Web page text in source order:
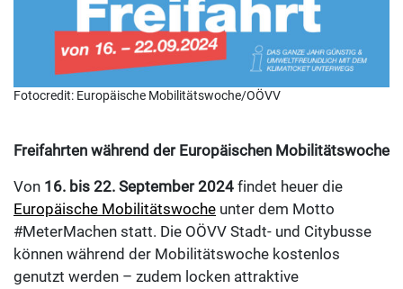
Fotocredit: Europäische Mobilitätswoche/OÖVV
Freifahrten während der Europäischen Mobilitätswoche
Von 16. bis 22. September 2024 findet heuer die
Europäische Mobilitätswoche unter dem Motto
#MeterMachen statt. Die OÖVV Stadt- und Citybusse
können während der Mobilitätswoche kostenlos
genutzt werden – zudem locken attraktive